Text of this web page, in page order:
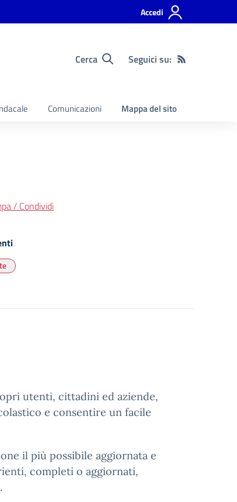
Accedi
Cerca Seguici su:
Comunicazioni Mappa del sito
/ Condividi
utenti, cittadini ed aziende,
e consentire un facile
il più possibile aggiornata e
completi o aggiornati,